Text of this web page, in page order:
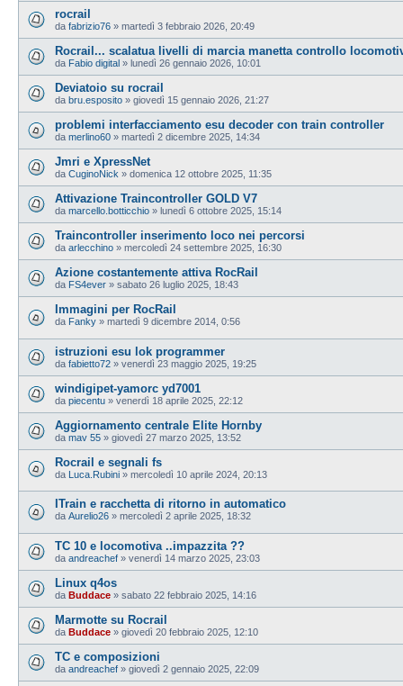
rocrail
da fabrizio76 » martedì 3 febbraio 2026, 20:49
Rocrail... scalatua livelli di marcia manetta controllo
da Fabio digital » lunedì 26 gennaio 2026, 10:01
Deviatoio su rocrail
da bru.esposito » giovedì 15 gennaio 2026, 21:27
problemi interfacciamento esu decoder con train controller
da merlino60 » martedì 2 dicembre 2025, 14:34
Jmri e XpressNet
da CuginoNick » domenica 12 ottobre 2025, 11:35
Attivazione Traincontroller GOLD V7
da marcello.botticchio » lunedì 6 ottobre 2025, 15:14
Traincontroller inserimento loco nei percorsi
da arlecchino » mercoledì 24 settembre 2025, 16:30
Azione costantemente attiva RocRail
da FS4ever » sabato 26 luglio 2025, 18:43
Immagini per RocRail
da Fanky » martedì 9 dicembre 2014, 0:56
istruzioni esu lok programmer
da fabietto72 » venerdì 23 maggio 2025, 19:25
windigipet-yamorc yd7001
da piecentu » venerdì 18 aprile 2025, 22:12
Aggiornamento centrale Elite Hornby
da mav 55 » giovedì 27 marzo 2025, 13:52
Rocrail e segnali fs
da Luca.Rubini » mercoledì 10 aprile 2024, 20:13
ITrain e racchetta di ritorno in automatico
da Aurelio26 » mercoledì 2 aprile 2025, 18:32
TC 10 e locomotiva ..impazzita ??
da andreachef » venerdì 14 marzo 2025, 23:03
Linux q4os
da Buddace » sabato 22 febbraio 2025, 14:16
Marmotte su Rocrail
da Buddace » giovedì 20 febbraio 2025, 12:10
TC e composizioni
da andreachef » giovedì 2 gennaio 2025, 22:09